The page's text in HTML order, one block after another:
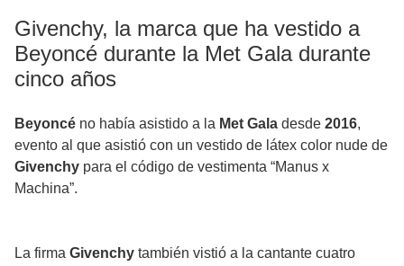
Givenchy, la marca que ha vestido a
Beyoncé durante la Met Gala durante
cinco años
Beyoncé no había asistido a la Met Gala desde 2016,
evento al que asistió con un vestido de látex color nude de
Givenchy para el código de vestimenta “Manus x
Machina”.
La firma Givenchy también vistió a la cantante cuatro